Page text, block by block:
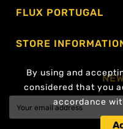
By using and
considered that you
accordance
FLUX PORTUGAL
STORE